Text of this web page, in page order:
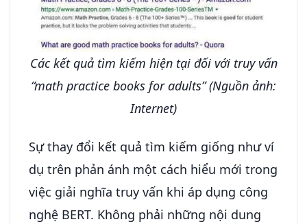
Các kết quả tìm kiếm hiện tại đối với truy vấn
“math practice books for adults” (Nguồn ảnh:
Internet)
Sự thay đổi kết quả tìm kiếm giống như ví
dụ trên phản ánh một cách hiểu mới trong
việc giải nghĩa truy vấn khi áp dụng công
nghệ BERT. Không phải những nội dung